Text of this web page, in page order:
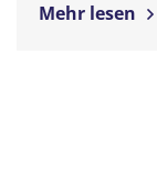
Mehr lesen